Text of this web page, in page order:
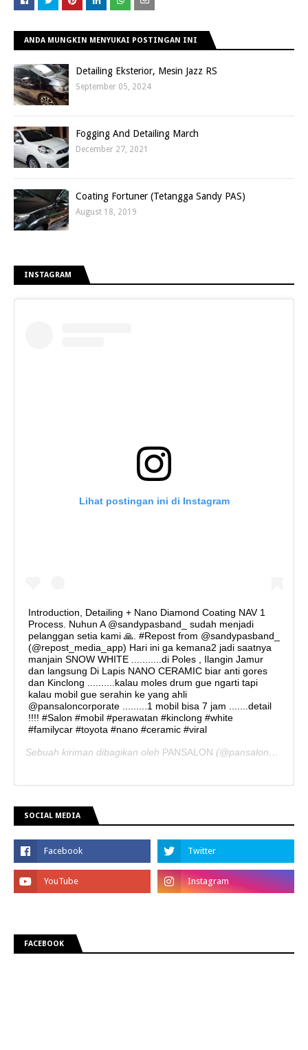
ANDA MUNGKIN MENYUKAI POSTINGAN INI
Detailing Eksterior, Mesin Jazz RS
September 05, 2024
Fogging And Detailing March
December 27, 2021
Coating Fortuner (Tetangga Sandy PAS)
August 18, 2019
INSTAGRAM
Lihat postingan ini di Instagram
Introduction, Detailing + Nano Diamond Coating NAV 1
Process. Nuhun A @sandypasband_ sudah menjadi
pelanggan setia kami 🙏. #Repost from @sandypasband_
(@repost_media_app) Hari ini ga kemana2 jadi saatnya
manjain SNOW WHITE ...........di Poles , Ilangin Jamur
dan langsung Di Lapis NANO CERAMIC biar anti gores
dan Kinclong ..........kalau moles drum gue ngarti tapi
kalau mobil gue serahin ke yang ahli
@pansaloncorporate .........1 mobil bisa 7 jam .......detail
!!!! #Salon #mobil #perawatan #kinclong #white
#familycar #toyota #nano #ceramic #viral
Sebuah kiriman dibagikan oleh PANSALON (@pansaloncorporate) pada
SOCIAL MEDIA
FACEBOOK